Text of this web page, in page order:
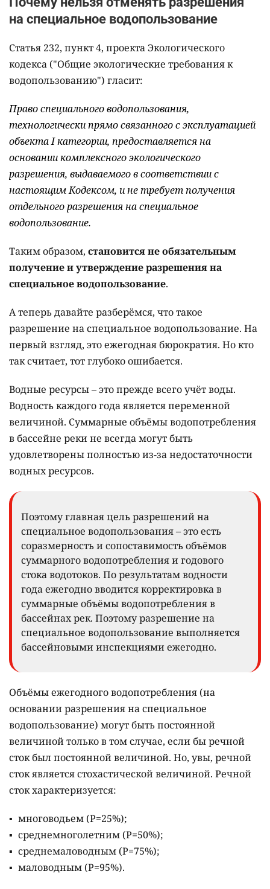
на специальное водопользование
Статья 232, пункт 4, проекта Экологического
кодекса ("Общие экологические требования к
водопользованию") гласит:
Право специального водопользования,
технологически прямо связанного с эксплуатацией
объекта I категории, предоставляется на
основании комплексного экологического
разрешения, выдаваемого в соответствии с
настоящим Кодексом, и не требует получения
отдельного разрешения на специальное
водопользование.
Таким образом, становится не обязательным
получение и утверждение разрешения на
специальное водопользование.
А теперь давайте разберёмся, что такое
разрешение на специальное водопользование. На
первый взгляд, это ежегодная бюрократия. Но кто
так считает, тот глубоко ошибается.
Водные ресурсы – это прежде всего учёт воды.
Водность каждого года является переменной
величиной. Суммарные объёмы водопотребления
в бассейне реки не всегда могут быть
удовлетворены полностью из-за недостаточности
водных ресурсов.
Поэтому главная цель разрешений на
специальное водопользования – это есть
соразмерность и сопоставимость объёмов
суммарного водопотребления и годового
стока водотоков. По результатам водности
года ежегодно вводится корректировка в
суммарные объёмы водопотребления в
бассейнах рек. Поэтому разрешение на
специальное водопользование выполняется
бассейновыми инспекциями ежегодно.
Объёмы ежегодного водопотребления (на
основании разрешения на специальное
водопользование) могут быть постоянной
величиной только в том случае, если бы речной
сток был постоянной величиной. Но, увы, речной
сток является стохастической величиной. Речной
сток характеризуется:
многоводьем (Р=25%);
среднемноголетним (Р=50%);
среднемаловодным (Р=75%);
маловодным (Р=95%).